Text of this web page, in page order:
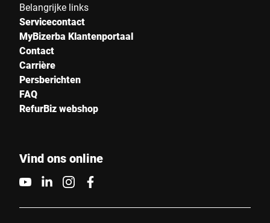
Belangrijke links
Servicecontact
MyBizerba Klantenportaal
Contact
Carrière
Persberichten
FAQ
RefurBiz webshop
Vind ons online